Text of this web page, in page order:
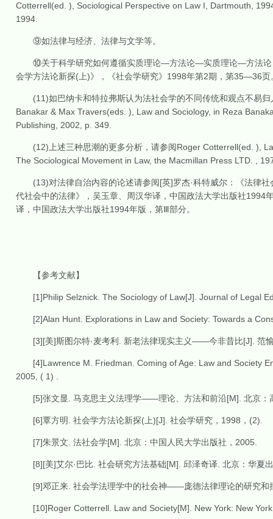
Cotterrell(ed. ), Sociological Perspective on Law I, Dartmouth,
1994.
⑨如法律与经济、法律与文学等。
⑩关于科学研究如何遵循实质理论—方法论—实质理论—方法论
会学方法论新探(上)》，《社会学研究》1998年第2期，第35—36页
(11)如巴纳卡和特拉弗斯认为法社会学的不同传统和观点不易归
Banakar & Max Travers(eds. ), Law and Sociology, in Reza
Publishing, 2002, p. 349.
(12)上述三种思潮的更多分析，请参阅Roger Cotterrell(ed. ),
The Sociological Movement in Law, the Macmillan Press LTD. ,
(13)对法律自治内容的论述请参阅[英]罗杰·科特威尔：《法律社
代社会中的法律》，吴玉章、周汉华译，中国政法大学出版社1994
译，中国政法大学出版社1994年版，第Ⅲ部分。
【参考文献】
[1]Philip Selznick. The Sociology of Law[J]. Journal of Legal
[2]Alan Hunt. Explorations in Law and Society: Towards a
[3][美]斯图尔特·麦考利. 新老法律现实主义——今非昔比[J]. 范
[4]Lawrence M. Friedman. Coming of Age: Law and Society
2005, ( 1) .
[5]张文显. 马克思主义法理学——理论、方法和前沿[M]. 北京：
[6]覃方明. 社会学方法论新探(上)[J]. 社会学研究，1998，(2).
[7]朱景文. 法社会学[M]. 北京：中国人民大学出版社，2005.
[8][美]艾尔·巴比. 社会研究方法基础[M]. 邱泽奇译. 北京：华夏
[9]邓正来. 社会学法理学中的社会神——庞德法律理论的研究和
[10]Roger Cotterrell. Law and Society[M]. New York: New York